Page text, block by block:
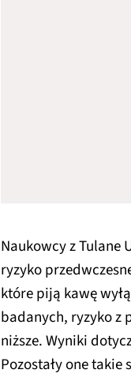
Naukowcy z Tulane
ryzyko
które piją kawę
badanych, ryzyko z
niższe. Wyniki
Pozostały one